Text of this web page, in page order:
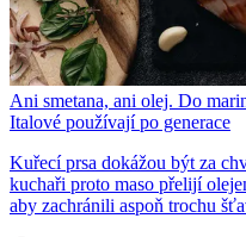
Ani smetana, ani olej. Do
Italové používají po generace
Kuřecí prsa dokážou být za
kuchaři proto maso přelijí
aby zachránili aspoň trochu